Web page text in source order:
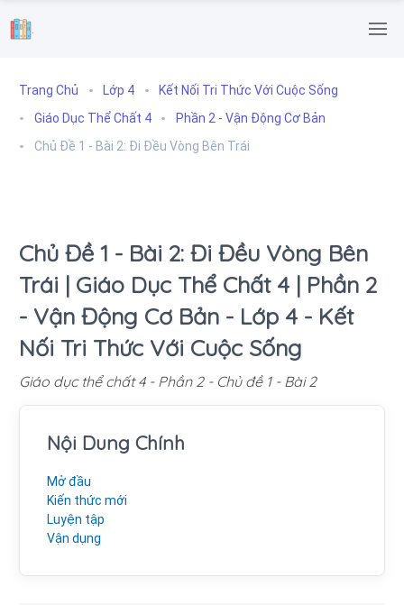
.
Trang Chủ Lớp 4
Kết Nối Tri Thức Với Cuộc Sống
Giáo Dục Thể Chất 4
Phần 2 - Vận Động Cơ Bản
Chủ Đề 1 - Bài 2: Đi Đều Vòng Bên Trái
Chủ Đề 1 - Bài 2: Đi Đều Vòng Bên
Trái | Giáo Dục Thể Chất 4 | Phần 2
- Vận Động Cơ Bản - Lớp 4 - Kết
Nối Tri Thức Với Cuộc Sống
Giáo dục thể chất 4 - Phần 2 - Chủ đề 1 - Bài 2
Nội Dung Chính
Mở đầu
Kiến thức mới
Luyện tập
Vận dụng